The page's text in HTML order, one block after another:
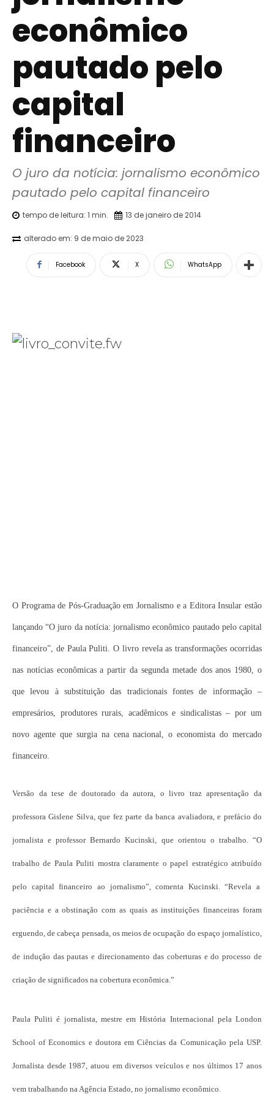
econômico
pautado pelo
capital
financeiro
O juro da notícia: jornalismo econômico
pautado pelo capital financeiro
tempo de leitura: 1 min. 13 de janeiro de 2014
alterado em: 9 de maio de 2023
Facebook X WhatsApp
O Programa de Pós-Graduação em Jornalismo e a Editora Insular estão
lançando “O juro da notícia: jornalismo econômico pautado pelo capital
financeiro”, de Paula Puliti. O livro revela as transformações ocorridas
nas notícias econômicas a partir da segunda metade dos anos 1980, o
que levou à substituição das tradicionais fontes de informação –
empresários, produtores rurais, acadêmicos e sindicalistas – por um
novo agente que surgia na cena nacional, o economista do mercado
financeiro.
Versão da tese de doutorado da autora, o livro traz apresentação da
professora Gislene Silva, que fez parte da banca avaliadora, e prefácio do
jornalista e professor Bernardo Kucinski, que orientou o trabalho. “O
trabalho de Paula Puliti mostra claramente o papel estratégico atribuído
pelo capital financeiro ao jornalismo”, comenta Kucinski. “Revela a
paciência e a obstinação com as quais as instituições financeiras foram
erguendo, de cabeça pensada, os meios de ocupação do espaço jornalístico,
de indução das pautas e direcionamento das coberturas e do processo de
criação de significados na cobertura econômica.”
Paula Puliti é jornalista, mestre em História Internacional pela London
School of Economics e doutora em Ciências da Comunicação pela USP.
Jornalista desde 1987, atuou em diversos veículos e nos últimos 17 anos
vem trabalhando na Agência Estado, no jornalismo econômico.